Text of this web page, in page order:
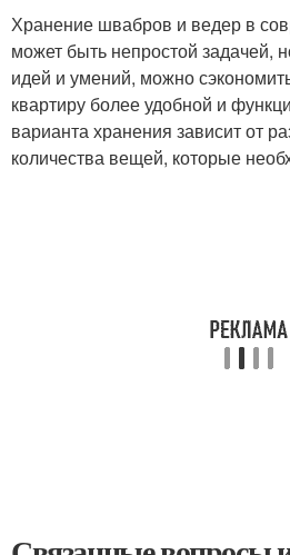
Хранение швабров и ведер в
может быть непростой задачей,
идей и умений, можно
квартиру более удобной и
варианта хранения зависит от
количества вещей, которые